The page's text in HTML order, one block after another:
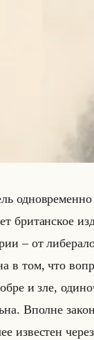
бри­тан­ское
– от
в том, что
и зле,
Вполне
из­ве­стен